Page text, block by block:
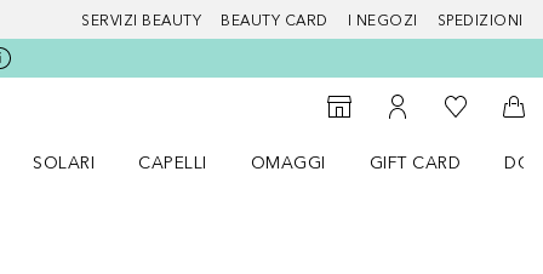
SERVIZI BEAUTY BEAUTY CARD I NEGOZI SPEDIZIONI
StorefinderAl Mio Account
Alla Mia
Al
SOLARI
CAPELLI
OMAGGI
GIFT CARD